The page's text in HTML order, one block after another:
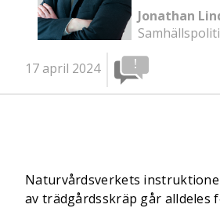
Jonathan
17 april 2024
Naturvårdsverkets
av trädgårdsskräp går alldeles